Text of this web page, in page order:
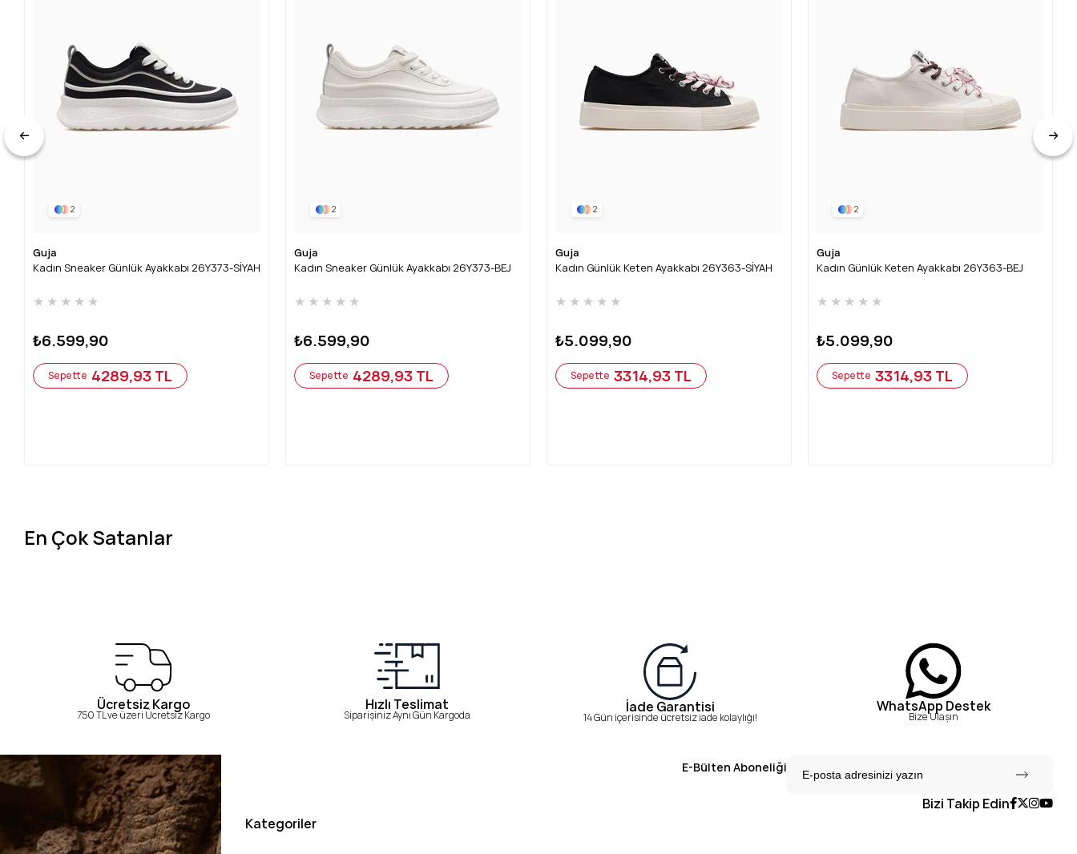
2
Guja
Kadın Sneaker Günlük Ayakkabı 26Y373-SİYAH
★ ★ ★ ★ ★
₺6.599,90
Sepette 4289,93 TL
2
Guja
Kadın Sneaker Günlük Ayakkabı 26Y373-BEJ
★ ★ ★ ★ ★
₺6.599,90
Sepette 4289,93 TL
2
Guja
Kadın Günlük Keten Ayakkabı 26Y363-SİYAH
★ ★ ★ ★ ★
₺5.099,90
Sepette 3314,93 TL
2
Guja
Kadın Günlük Keten Ayakkabı 26Y363-BEJ
★ ★ ★ ★ ★
₺5.099,90
Sepette 3314,93 TL
En Çok Satanlar
Ücretsiz Kargo
750 TL ve üzeri Ücretsiz Kargo
Hızlı Teslimat
Siparişiniz Aynı Gün Kargoda İade Garantisi
14 Gün içerisinde ücretsiz iade kolaylığı!
WhatsApp Destek
Bize Ulaşın
E-Bülten Aboneliği
Bizi Takip Edin
Kategoriler